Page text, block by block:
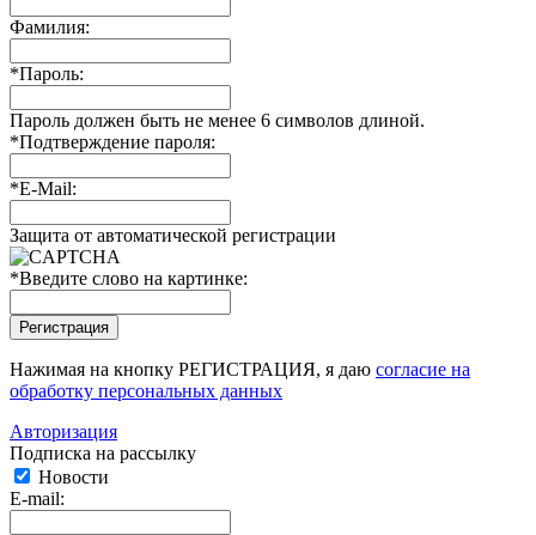
Фамилия:
*Пароль:
Пароль должен быть не менее 6 символов длиной.
*Подтверждение пароля:
*E-Mail:
Защита от автоматической регистрации
*Введите слово на картинке:
Нажимая на кнопку РЕГИСТРАЦИЯ, я даю согласие на
обработку персональных данных
Авторизация
Подписка на рассылку
Новости
E-mail: